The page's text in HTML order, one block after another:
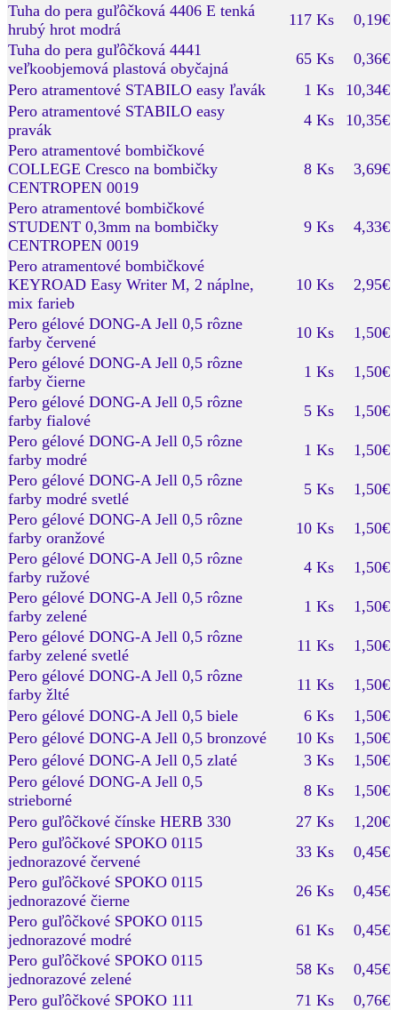
Tuha do pera guľôčková 4406 E tenká
hrubý hrot modrá
117 Ks
0,19€
Tuha do pera guľôčková 4441
veľkoobjemová plastová obyčajná
65 Ks
0,36€
Pero atramentové STABILO easy ľavák
1 Ks
10,34€
Pero atramentové STABILO easy
pravák
4 Ks
10,35€
Pero atramentové bombičkové
COLLEGE Cresco na bombičky
CENTROPEN 0019
8 Ks 3,69€
Pero atramentové bombičkové
STUDENT 0,3mm na bombičky
CENTROPEN 0019
9 Ks 4,33€
Pero atramentové bombičkové
KEYROAD Easy Writer M, 2 náplne,
mix farieb
10 Ks 2,95€
Pero gélové DONG-A Jell 0,5 rôzne
farby červené
10 Ks
1,50€
Pero gélové DONG-A Jell 0,5 rôzne
farby čierne
1 Ks
1,50€
Pero gélové DONG-A Jell 0,5 rôzne
farby fialové
5 Ks
1,50€
Pero gélové DONG-A Jell 0,5 rôzne
farby modré
1 Ks
1,50€
Pero gélové DONG-A Jell 0,5 rôzne
farby modré svetlé
5 Ks
1,50€
Pero gélové DONG-A Jell 0,5 rôzne
farby oranžové
10 Ks
1,50€
Pero gélové DONG-A Jell 0,5 rôzne
farby ružové
4 Ks
1,50€
Pero gélové DONG-A Jell 0,5 rôzne
farby zelené
1 Ks
1,50€
Pero gélové DONG-A Jell 0,5 rôzne
farby zelené svetlé
11 Ks
1,50€
Pero gélové DONG-A Jell 0,5 rôzne
farby žlté
11 Ks
1,50€
Pero gélové DONG-A Jell 0,5 biele
6 Ks
1,50€
Pero gélové DONG-A Jell 0,5 bronzové
10 Ks
1,50€
Pero gélové DONG-A Jell 0,5 zlaté
3 Ks
1,50€
Pero gélové DONG-A Jell 0,5
strieborné
8 Ks
1,50€
Pero guľôčkové čínske HERB 330
27 Ks
1,20€
Pero guľôčkové SPOKO 0115
jednorazové červené
33 Ks
0,45€
Pero guľôčkové SPOKO 0115
jednorazové čierne
26 Ks
0,45€
Pero guľôčkové SPOKO 0115
jednorazové modré
61 Ks
0,45€
Pero guľôčkové SPOKO 0115
jednorazové zelené
58 Ks
0,45€
Pero guľôčkové SPOKO 111
71 Ks
0,76€